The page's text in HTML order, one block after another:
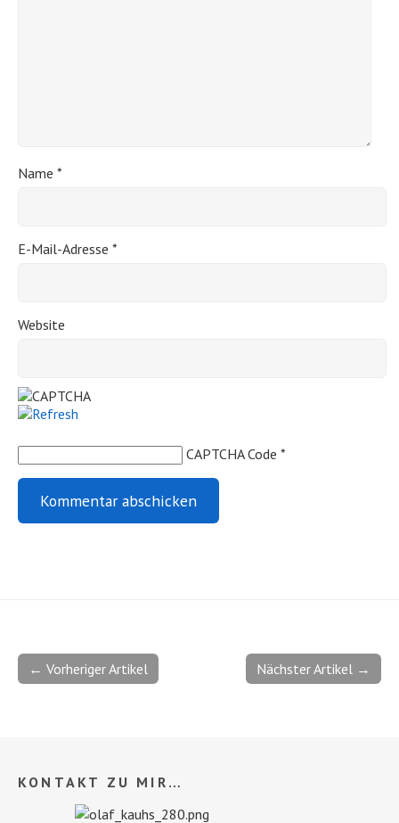
Name *
E-Mail-Adresse *
Website
CAPTCHA Code *
Nächster Artikel →
← Vorheriger Artikel
KONTAKT ZU MIR…